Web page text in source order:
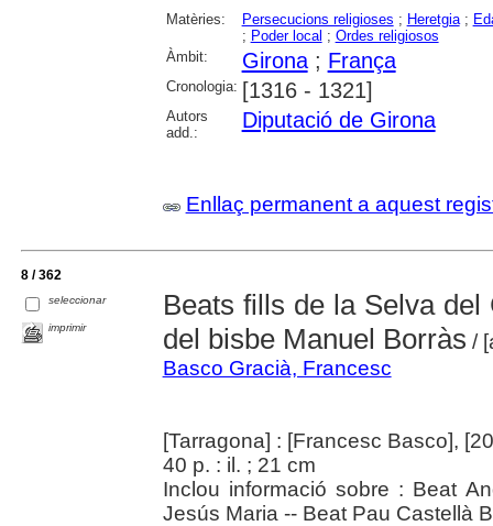
Matèries: Persecucions religioses ; Heretgia;
; Poder local ; Ordes religiosos
Àmbit:
Girona; França
Cronologia: [1316 - 1321]
Autors
add.:
Diputació de Girona
Enllaç permanent a aquest
8 / 362
seleccionar
imprimir
Beats fills de la Selva
del bisbe Manuel Borràs /
Basco Gracià, Francesc
[Tarragona] : [Francesc Basco],
40 p. : il. ; 21 cm
Inclou informació sobre : Beat
Jesús Maria -- Beat Pau Castellà